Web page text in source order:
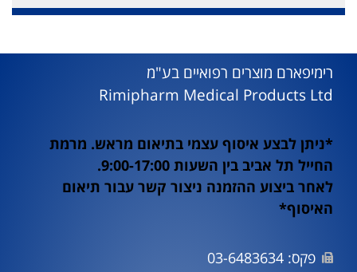
רימיפארם מוצרים רפואיים בע"מ
Rimipharm Medical Products Ltd
*ניתן לבצע איסוף עצמי בתיאום מראש. מרמת
החייל תל אביב בין השעות 9:00-17:00.
לאחר ביצוע ההזמנה ניצור קשר עבור תיאום
האיסוף*
פקס: 03-6483634